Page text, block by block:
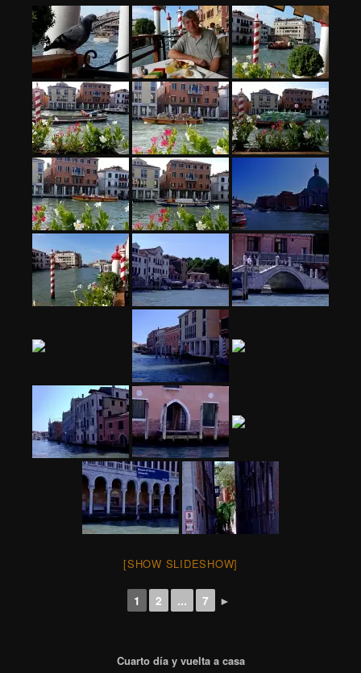
[SHOW SLIDESHOW]
1 2 ... 7 ►
Cuarto día y vuelta a casa